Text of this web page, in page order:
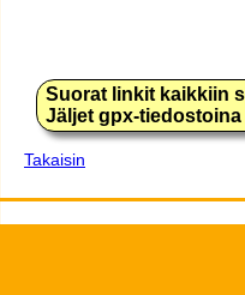
Suorat linkit kaikkiin
Jäljet gpx-
Takaisin